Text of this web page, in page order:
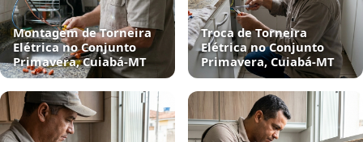
Montagem de Torneira
Elétrica no Conjunto
Primavera, Cuiabá‑MT
Troca de Torneira
Elétrica no Conjunto
Primavera, Cuiabá‑MT